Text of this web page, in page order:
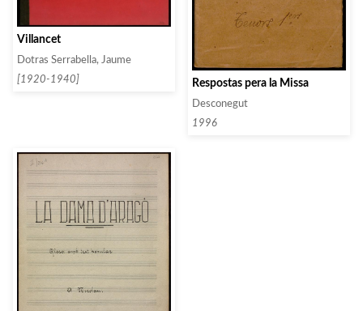
Villancet
Dotras Serrabella, Jaume
[1920-1940]
Respostas pera la Missa
Desconegut
1996